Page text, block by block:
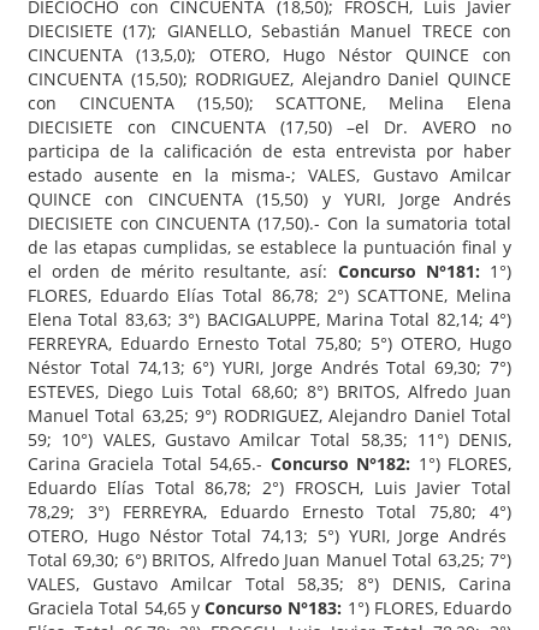
DIECIOCHO con CINCUENTA (18,50); FROSCH, Luis Javier
DIECISIETE (17); GIANELLO, Sebastián Manuel TRECE con
CINCUENTA (13,5,0); OTERO, Hugo Néstor QUINCE con
CINCUENTA (15,50); RODRIGUEZ, Alejandro Daniel QUINCE
con CINCUENTA (15,50); SCATTONE, Melina Elena
DIECISIETE con CINCUENTA (17,50) –el Dr. AVERO no
participa de la calificación de esta entrevista por haber
estado ausente en la misma-; VALES, Gustavo Amilcar
QUINCE con CINCUENTA (15,50) y YURI, Jorge Andrés
DIECISIETE con CINCUENTA (17,50).- Con la sumatoria total
de las etapas cumplidas, se establece la puntuación final y
el orden de mérito resultante, así: Concurso N°181: 1°)
FLORES, Eduardo Elías Total 86,78; 2°) SCATTONE, Melina
Elena Total 83,63; 3°) BACIGALUPPE, Marina Total 82,14; 4°)
FERREYRA, Eduardo Ernesto Total 75,80; 5°) OTERO, Hugo
Néstor Total 74,13; 6°) YURI, Jorge Andrés Total 69,30; 7°)
ESTEVES, Diego Luis Total 68,60; 8°) BRITOS, Alfredo Juan
Manuel Total 63,25; 9°) RODRIGUEZ, Alejandro Daniel Total
59; 10°) VALES, Gustavo Amilcar Total 58,35; 11°) DENIS,
Carina Graciela Total 54,65.- Concurso N°182: 1°) FLORES,
Eduardo Elías Total 86,78; 2°) FROSCH, Luis Javier Total
78,29; 3°) FERREYRA, Eduardo Ernesto Total 75,80; 4°)
OTERO, Hugo Néstor Total 74,13; 5°) YURI, Jorge Andrés
Total 69,30; 6°) BRITOS, Alfredo Juan Manuel Total 63,25; 7°)
VALES, Gustavo Amilcar Total 58,35; 8°) DENIS, Carina
Graciela Total 54,65 y Concurso N°183: 1°) FLORES, Eduardo